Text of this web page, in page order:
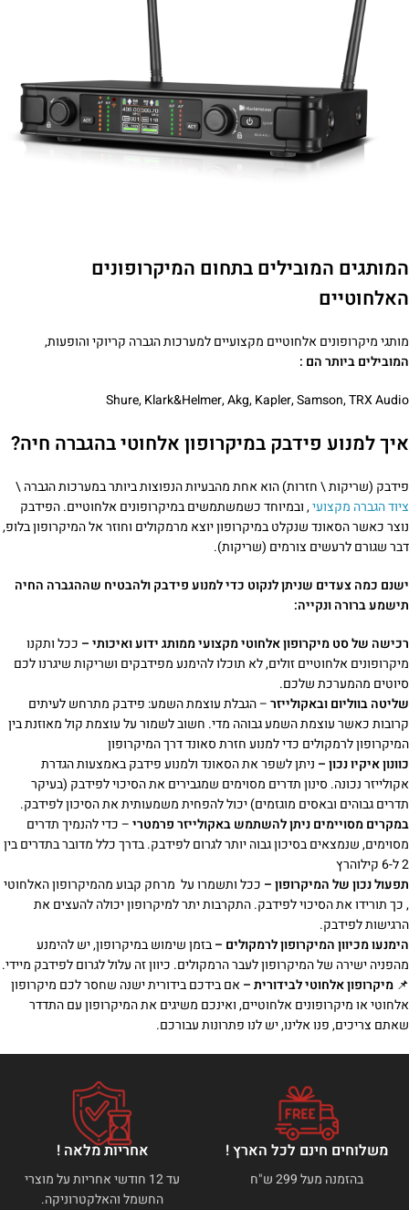
המותגים המובילים בתחום המיקרופונים
האלחוטיים
מותגי מיקרופונים אלחוטיים מקצועיים למערכות הגברה קריוקי והופעות,
המובילים ביותר הם :
Shure, Klark&Helmer, Akg, Kapler, Samson, TRX Audio
איך למנוע פידבק במיקרופון אלחוטי בהגברה חיה?
פידבק (שריקות \ חזרות) הוא אחת מהבעיות הנפוצות ביותר במערכות הגברה \
ציוד הגברה מקצועי, ובמיוחד כשמשתמשים במיקרופונים אלחוטיים. הפידבק
נוצר כאשר הסאונד שנקלט במיקרופון יוצא מרמקולים וחוזר אל המיקרופון בלופ,
דבר שגורם לרעשים צורמים (שריקות).
ישנם כמה צעדים שניתן לנקוט כדי למנוע פידבק ולהבטיח שההגברה החיה
תישמע ברורה ונקייה:
רכישה של סט מיקרופון אלחוטי מקצועי ממותג ידוע ואיכותי – ככל ותקנו
מיקרופונים אלחוטיים זולים, לא תוכלו להימנע מפידבקים ושריקות שיגרנו לכם
סיוטים מהמערכת שלכם.
שליטה בווליום ובאקולייזר– הגבלת עוצמת השמע: פידבק מתרחש לעיתים
קרובות כאשר עוצמת השמע גבוהה מדי. חשוב לשמור על עוצמת קול מאוזנת בין
המיקרופון לרמקולים כדי למנוע חזרת סאונד דרך המיקרופון
כוונון איקיו נכון – ניתן לשפר את הסאונד ולמנוע פידבק באמצעות הגדרת
אקולייזר נכונה. סינון תדרים מסוימים שמגבירים את הסיכוי לפידבק (בעיקר
תדרים גבוהים ובאסים מוגזמים) יכול להפחית משמעותית את הסיכון לפידבק.
במקרים מסויימים ניתן להשתמש באקולייזר פרמטרי– כדי להנמיך תדרים
מסוימים, שנמצאים בסיכון גבוה יותר לגרום לפידבק. בדרך כלל מדובר בתדרים בין
2 ל-6 קילוהרץ
תפעול נכון של המיקרופון – ככל ותשמרו על מרחק קבוע מהמיקרופון האלחוטי
, כך תורידו את הסיכוי לפידבק. התקרבות יתר למיקרופון יכולה להעצים את
הרגישות לפידבק.
הימנעו מכיוון המיקרופון לרמקולים –בזמן שימוש במיקרופון, יש להימנע
מהפניה ישירה של המיקרופון לעבר הרמקולים. כיוון זה עלול לגרום לפידבק מיידי.
📌 מיקרופון אלחוטי לבידורית – אם בידכם בידורית ישנה שחסר לכם מיקרופון
אלחוטי או מיקרופונים אלחוטיים, ואינכם משיגים את המיקרופון עם התדדר
שאתם צריכים, פנו אלינו, יש לנו פתרונות עבורכם.
משלוחים חינם לכל הארץ !
בהזמנה מעל 299 ש"ח
אחריות מלאה !
עד 12 חודשי אחריות על מוצרי
החשמל והאלקטרוניקה.